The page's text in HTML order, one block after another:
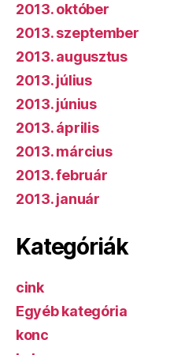
2013. október
2013. szeptember
2013. augusztus
2013. július
2013. június
2013. április
2013. március
2013. február
2013. január
Kategóriák
cink
Egyéb kategória
konc